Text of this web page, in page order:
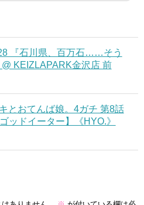
『石川県、百万石……そう
KEIZLAPARK金沢店 前
とおてんば娘。4ガチ 第8話
ドイーター】《HYO.》